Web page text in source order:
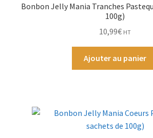
Bonbon Jelly Mania Tranches
100g)
10,99€ HT
Ajouter au panier